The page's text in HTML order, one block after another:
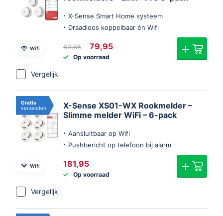
Wifi
X-Sense Smart Home systeem
Draadloos koppelbaar én Wifi
89,85
Oorspronkelijke
prijs
was:
79,95
Op voorraad
Vergelijk
Wifi
Gratis
verzenden
X-Sense XS01-WX Rookmelder –
Slimme melder WiFi – 6-pack
Aansluitbaar op Wifi
Pushbericht op telefoon bij alarm
181,95
Op voorraad
Vergelijk